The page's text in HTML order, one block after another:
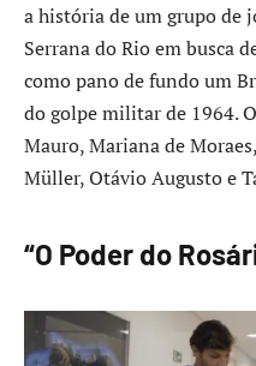
a história de um grupo de
Serrana do Rio em busca
como pano de fundo um
do golpe militar de 1964.
Mauro, Mariana de
Müller, Otávio Augusto e
“O Poder do